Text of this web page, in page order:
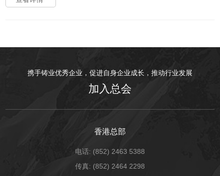
携手铸业优秀企业，促进自身企业成长，推动行业发展
加入总会
香港总部
电话: (852) 2463 5388
传真: (852) 2464 2298